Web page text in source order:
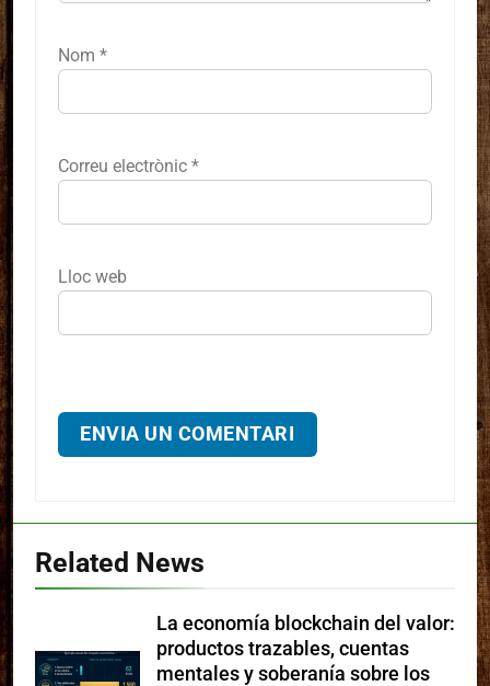
Nom *
Correu electrònic *
Lloc web
Related News
La economía blockchain del valor:
productos trazables, cuentas
mentales y soberanía sobre los